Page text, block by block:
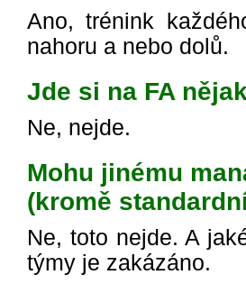
Ano, trénink
nahoru a nebo dolů.
Jde si na FA
Ne, nejde.
Mohu jinému
(kromě
Ne, toto nejde. A
týmy je zakázáno.